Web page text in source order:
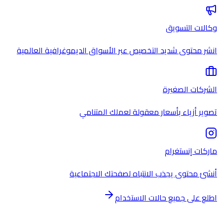
وكالات التسويق
انشر محتوى شديد التخصيص عبر الأسواق الديموغرافية العالمية
الشركات الصغيرة
تصوير أزياء بأسعار معقولة لعملك المتنامي
ماركات إنستغرام
أنشئ محتوى يجذب الانتباه لصفحتك الاجتماعية
اطلع على جميع حالات الاستخدام